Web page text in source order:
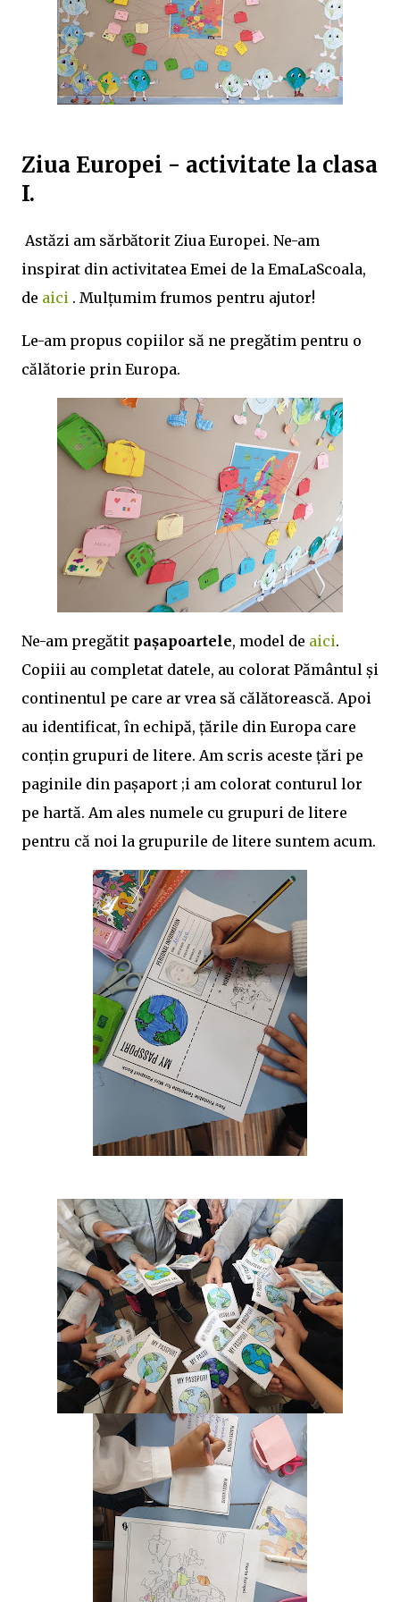
398/ 💥Schita lectiei:: https://www.didactic.ro/materiale-
didactice/iancu-de-hunedoara-schita-lectiei-2 💥Jocuri
pe wordwall: quiz etichete Mult succes! Ilona
Ziua Europei - activitate la clasa
I.
Astăzi am sărbătorit Ziua Europei. Ne-am
inspirat din activitatea Emei de la EmaLaScoala,
de aici . Mulțumim frumos pentru ajutor!
Le-am propus copiilor să ne pregătim pentru o
călătorie prin Europa.
Ne-am pregătit pașapoartele, model de aici.
Copiii au completat datele, au colorat Pământul și
continentul pe care ar vrea să călătorească. Apoi
au identificat, în echipă, țările din Europa care
conțin grupuri de litere. Am scris aceste țări pe
paginile din pașaport ;i am colorat conturul lor
pe hartă. Am ales numele cu grupuri de litere
pentru că noi la grupurile de litere suntem acum.